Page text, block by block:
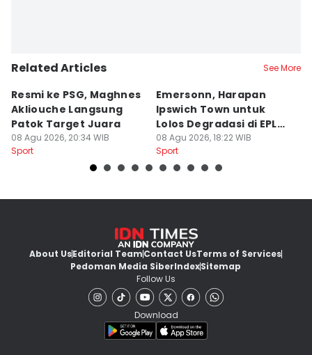
Related Articles See More
Resmi ke PSG, Maghnes
Akliouche Langsung
Patok Target Juara
08 Agu 2026, 20:34 WIB
Sport
Emersonn, Harapan
Ipswich Town untuk
Lolos Degradasi di EPL
2026/2027
08 Agu 2026, 18:22 WIB
Sport
About UsEditorial TeamContact UsTerms of Services
Pedoman Media SiberIndexSitemap
Follow Us
Download